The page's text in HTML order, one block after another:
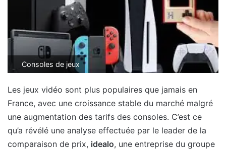
Consoles de jeux
Les jeux vidéo sont plus populaires que jamais en
France, avec une croissance stable du marché malgré
une augmentation des tarifs des consoles. C’est ce
qu’a révélé une analyse effectuée par le leader de la
comparaison de prix, idealo, une entreprise du groupe